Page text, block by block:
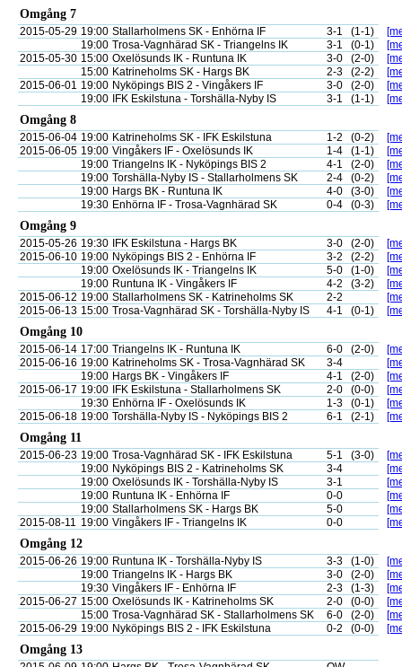
Omgång 7
2015-05-29 19:00 Stallarholmens SK - Enhörna IF 3-1 (1-1)
19:00 Trosa-Vagnhärad SK - Triangelns IK 3-1 (0-1)
2015-05-30 15:00 Oxelösunds IK - Runtuna IK 3-0 (2-0)
15:00 Katrineholms SK - Hargs BK 2-3 (2-2)
2015-06-01 19:00 Nyköpings BIS 2 - Vingåkers IF 3-0 (2-0)
19:00
IFK Eskilstuna - Torshälla-Nyby IS 3-1 (1-1)
Omgång 8
2015-06-04 19:00 Katrineholms SK - IFK Eskilstuna 1-2 (0-2)
2015-06-05 19:00 Vingåkers IF - Oxelösunds IK 1-4 (1-1)
19:00 Triangelns IK - Nyköpings BIS 2 4-1 (2-0)
19:00 Torshälla-Nyby IS - Stallarholmens SK 2-4 (0-2)
19:00 Hargs BK - Runtuna IK 4-0 (3-0)
19:30 Enhörna IF - Trosa-Vagnhärad SK 0-4 (0-3)
Omgång 9
2015-05-26 19:30 IFK Eskilstuna - Hargs BK 3-0 (2-0)
2015-06-10 19:00 Nyköpings BIS 2 - Enhörna IF 3-2 (2-2)
19:00 Oxelösunds IK - Triangelns IK 5-0 (1-0)
19:00 Runtuna IK - Vingåkers IF 4-2 (3-2)
2015-06-12 19:00 Stallarholmens SK - Katrineholms SK 2-2
2015-06-13 15:00 Trosa-Vagnhärad SK - Torshälla-Nyby IS 4-1 (0-1)
Omgång 10
2015-06-14 17:00 Triangelns IK - Runtuna IK 6-0 (2-0)
2015-06-16 19:00 Katrineholms SK - Trosa-Vagnhärad SK 3-4
19:00 Hargs BK - Vingåkers IF 4-1 (2-0)
2015-06-17 19:00 IFK Eskilstuna - Stallarholmens SK 2-0 (0-0)
19:30 Enhörna IF - Oxelösunds IK 1-3 (0-1)
2015-06-18 19:00 Torshälla-Nyby IS - Nyköpings BIS 2 6-1 (2-1)
Omgång 11
2015-06-23 19:00 Trosa-Vagnhärad SK - IFK Eskilstuna 5-1 (3-0)
19:00 Nyköpings BIS 2 - Katrineholms SK 3-4
19:00 Oxelösunds IK - Torshälla-Nyby IS 3-1
19:00 Runtuna IK - Enhörna IF 0-0
19:00 Stallarholmens SK - Hargs BK 5-0
2015-08-11 19:00 Vingåkers IF - Triangelns IK 0-0
Omgång 12
2015-06-26 19:00 Runtuna IK - Torshälla-Nyby IS 3-3 (1-0)
19:00 Triangelns IK - Hargs BK 3-0 (2-0)
19:30 Vingåkers IF - Enhörna IF 2-3 (1-3)
2015-06-27 15:00 Oxelösunds IK - Katrineholms SK 2-0 (0-0)
15:00 Trosa-Vagnhärad SK - Stallarholmens SK 6-0 (2-0)
2015-06-29 19:00 Nyköpings BIS 2 - IFK Eskilstuna 0-2 (0-0)
Omgång 13